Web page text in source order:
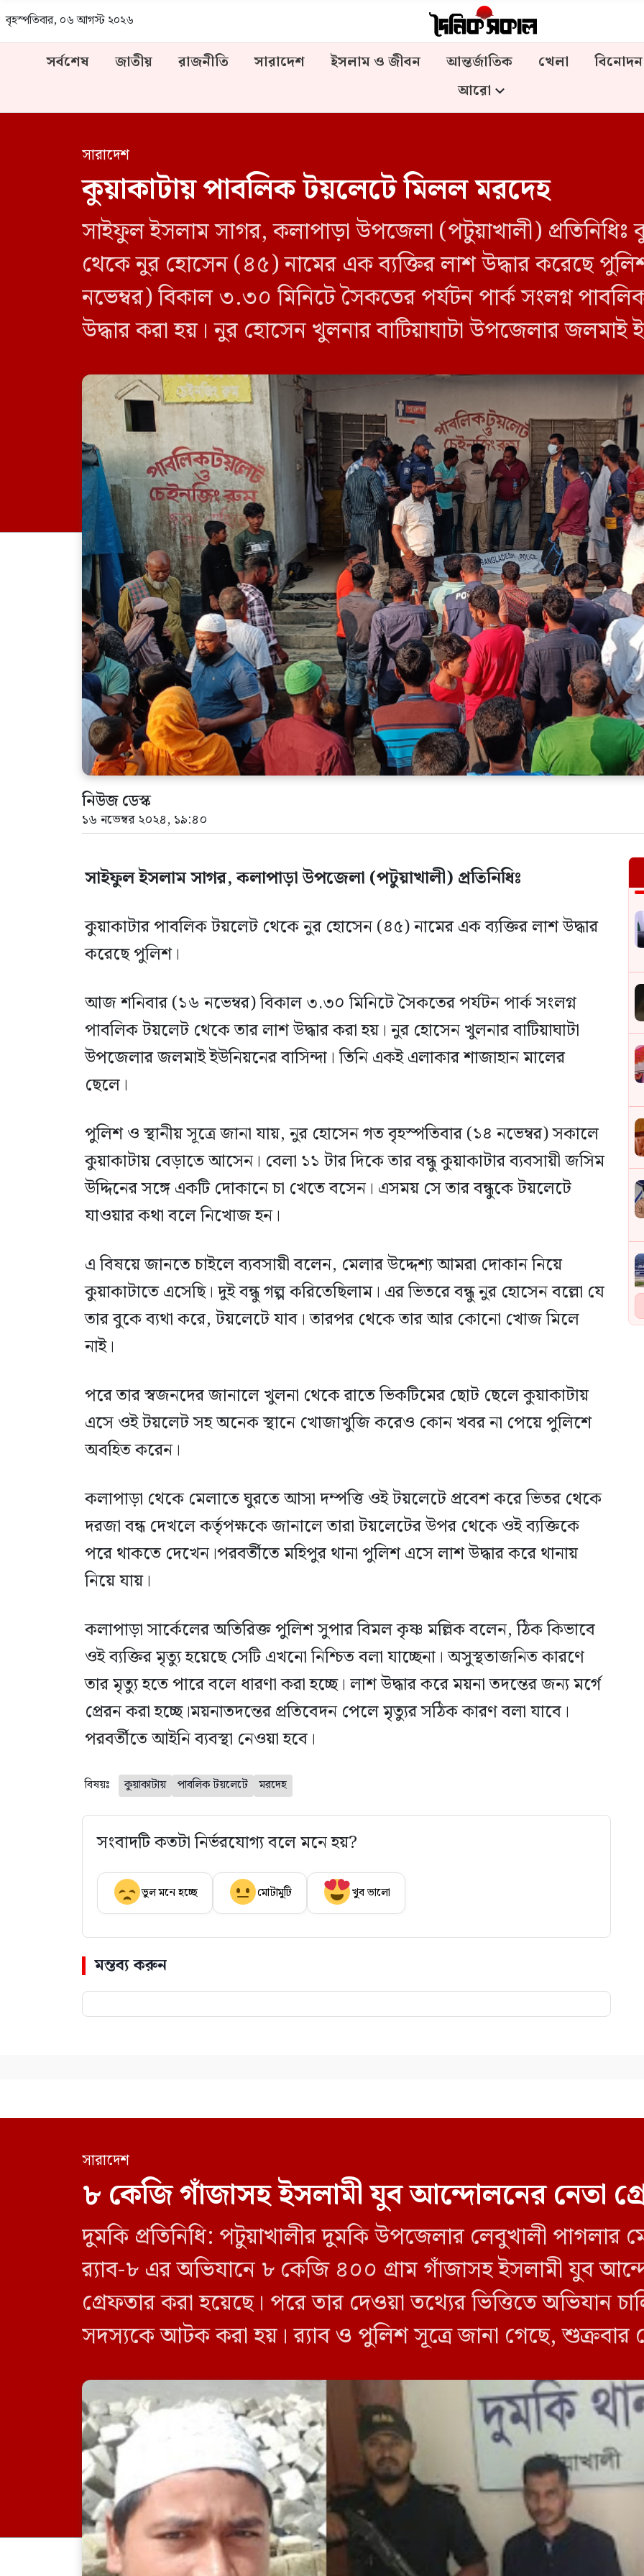
বৃহস্পতিবার, ০৬ আগস্ট ২০২৬
সর্বশেষ জাতীয় রাজনীতি সারাদেশ ইসলাম ও জীবন আন্তর্জাতিক খেলা বিনোদন
আরো
সারাদেশ
কুয়াকাটায় পাবলিক টয়লেটে মিলল মরদেহ
সাইফুল ইসলাম সাগর, কলাপাড়া উপজেলা (পটুয়াখালী) প্রতিনিধিঃ
থেকে নুর হোসেন (৪৫) নামের এক ব্যক্তির লাশ উদ্ধার করেছে
নভেম্বর) বিকাল ৩.৩০ মিনিটে সৈকতের পর্যটন পার্ক সংলগ্ন
উদ্ধার করা হয়। নুর হোসেন খুলনার বাটিয়াঘাটা উপজেলার জলমাই
নিউজ ডেস্ক
১৬ নভেম্বর ২০২৪, ১৯:৪০
সাইফুল ইসলাম সাগর, কলাপাড়া উপজেলা (পটুয়াখালী) প্রতিনিধিঃ
কুয়াকাটার পাবলিক টয়লেট থেকে নুর হোসেন (৪৫) নামের এক ব্যক্তির লাশ উদ্ধার
করেছে পুলিশ।
আজ শনিবার (১৬ নভেম্বর) বিকাল ৩.৩০ মিনিটে সৈকতের পর্যটন পার্ক সংলগ্ন
পাবলিক টয়লেট থেকে তার লাশ উদ্ধার করা হয়। নুর হোসেন খুলনার বাটিয়াঘাটা
উপজেলার জলমাই ইউনিয়নের বাসিন্দা। তিনি একই এলাকার শাজাহান মালের
ছেলে।
পুলিশ ও স্থানীয় সূত্রে জানা যায়, নুর হোসেন গত বৃহস্পতিবার (১৪ নভেম্বর) সকালে
কুয়াকাটায় বেড়াতে আসেন। বেলা ১১ টার দিকে তার বন্ধু কুয়াকাটার ব্যবসায়ী জসিম
উদ্দিনের সঙ্গে একটি দোকানে চা খেতে বসেন। এসময় সে তার বন্ধুকে টয়লেটে
যাওয়ার কথা বলে নিখোজ হন।
এ বিষয়ে জানতে চাইলে ব্যবসায়ী বলেন, মেলার উদ্দেশ্য আমরা দোকান নিয়ে
কুয়াকাটাতে এসেছি। দুই বন্ধু গল্প করিতেছিলাম। এর ভিতরে বন্ধু নুর হোসেন বল্লো যে
তার বুকে ব্যথা করে, টয়লেটে যাব। তারপর থেকে তার আর কোনো খোজ মিলে
নাই।
পরে তার স্বজনদের জানালে খুলনা থেকে রাতে ভিকটিমের ছোট ছেলে কুয়াকাটায়
এসে ওই টয়লেট সহ অনেক স্থানে খোজাখুজি করেও কোন খবর না পেয়ে পুলিশে
অবহিত করেন।
কলাপাড়া থেকে মেলাতে ঘুরতে আসা দম্পত্তি ওই টয়লেটে প্রবেশ করে ভিতর থেকে
দরজা বন্ধ দেখলে কর্তৃপক্ষকে জানালে তারা টয়লেটের উপর থেকে ওই ব্যক্তিকে
পরে থাকতে দেখেন।পরবর্তীতে মহিপুর থানা পুলিশ এসে লাশ উদ্ধার করে থানায়
নিয়ে যায়।
কলাপাড়া সার্কেলের অতিরিক্ত পুলিশ সুপার বিমল কৃষ্ণ মল্লিক বলেন, ঠিক কিভাবে
ওই ব্যক্তির মৃত্যু হয়েছে সেটি এখনো নিশ্চিত বলা যাচ্ছেনা। অসুস্থতাজনিত কারণে
তার মৃত্যু হতে পারে বলে ধারণা করা হচ্ছে। লাশ উদ্ধার করে ময়না তদন্তের জন্য মর্গে
প্রেরন করা হচ্ছে।ময়নাতদন্তের প্রতিবেদন পেলে মৃত্যুর সঠিক কারণ বলা যাবে।
পরবর্তীতে আইনি ব্যবস্থা নেওয়া হবে।
বিষয়ঃ কুয়াকাটায় পাবলিক টয়লেটে মরদেহ
সংবাদটি কতটা নির্ভরযোগ্য বলে মনে হয়?
ভুল মনে হচ্ছে মোটামুটি খুব ভালো
মন্তব্য করুন
সারাদেশ
৮ কেজি গাঁজাসহ ইসলামী যুব আন্দোলনের নেতা
দুমকি প্রতিনিধি: পটুয়াখালীর দুমকি উপজেলার লেবুখালী পাগলার
র‍্যাব-৮ এর অভিযানে ৮ কেজি ৪০০ গ্রাম গাঁজাসহ ইসলামী যুব
গ্রেফতার করা হয়েছে। পরে তার দেওয়া তথ্যের ভিত্তিতে অভিযান
সদস্যকে আটক করা হয়। র‍্যাব ও পুলিশ সূত্রে জানা গেছে, শুক্রবার